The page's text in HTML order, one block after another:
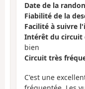
Date de la
Fiabilité de la
Facilité à suivre
Intérêt du circuit
bien
Circuit très
C'est une